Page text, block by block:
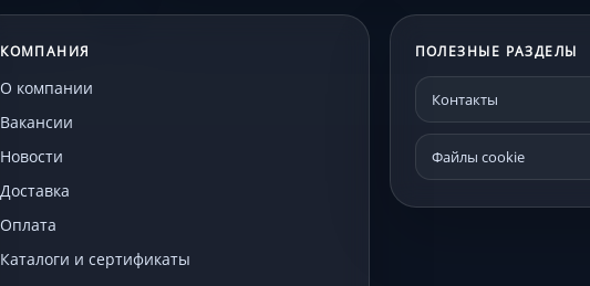
КОМПАНИЯ
О компании
Вакансии
Новости
Доставка
Оплата
Каталоги и сертификаты
ПОЛЕЗНЫЕ РАЗДЕЛЫ
Контакты
Файлы cookie